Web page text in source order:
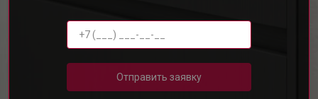
Отправить заявку